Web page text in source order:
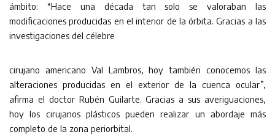
ámbito: “Hace una década tan solo se valoraban las
modificaciones producidas en el interior de la órbita. Gracias a las
investigaciones del célebre
cirujano americano Val Lambros, hoy también conocemos las
alteraciones producidas en el exterior de la cuenca ocular”,
afirma el doctor Rubén Guilarte. Gracias a sus averiguaciones,
hoy los cirujanos plásticos pueden realizar un abordaje más
completo de la zona periorbital.